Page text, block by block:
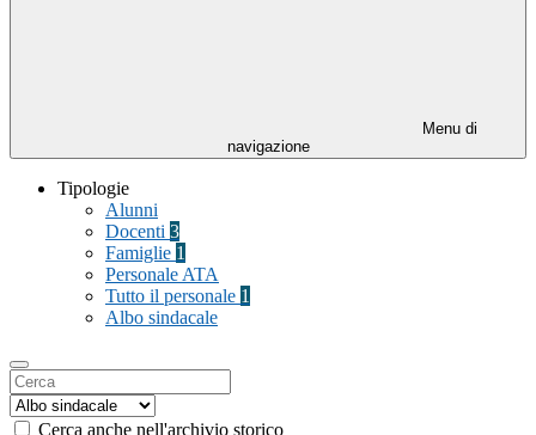
Menu di
navigazione
Tipologie
Alunni
Docenti 3
Famiglie 1
Personale ATA
Tutto il personale 1
Albo sindacale
Cerca anche nell'archivio storico